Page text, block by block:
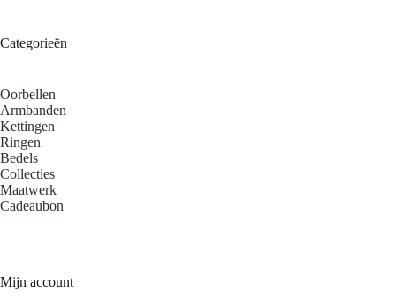
Categorieën
Oorbellen
Armbanden
Kettingen
Ringen
Bedels
Collecties
Maatwerk
Cadeaubon
Mijn account